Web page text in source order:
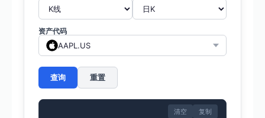
资产代码
AAPL.US
查询 重置
清空 复制